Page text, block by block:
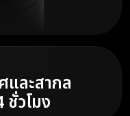
และสากล
วโมง